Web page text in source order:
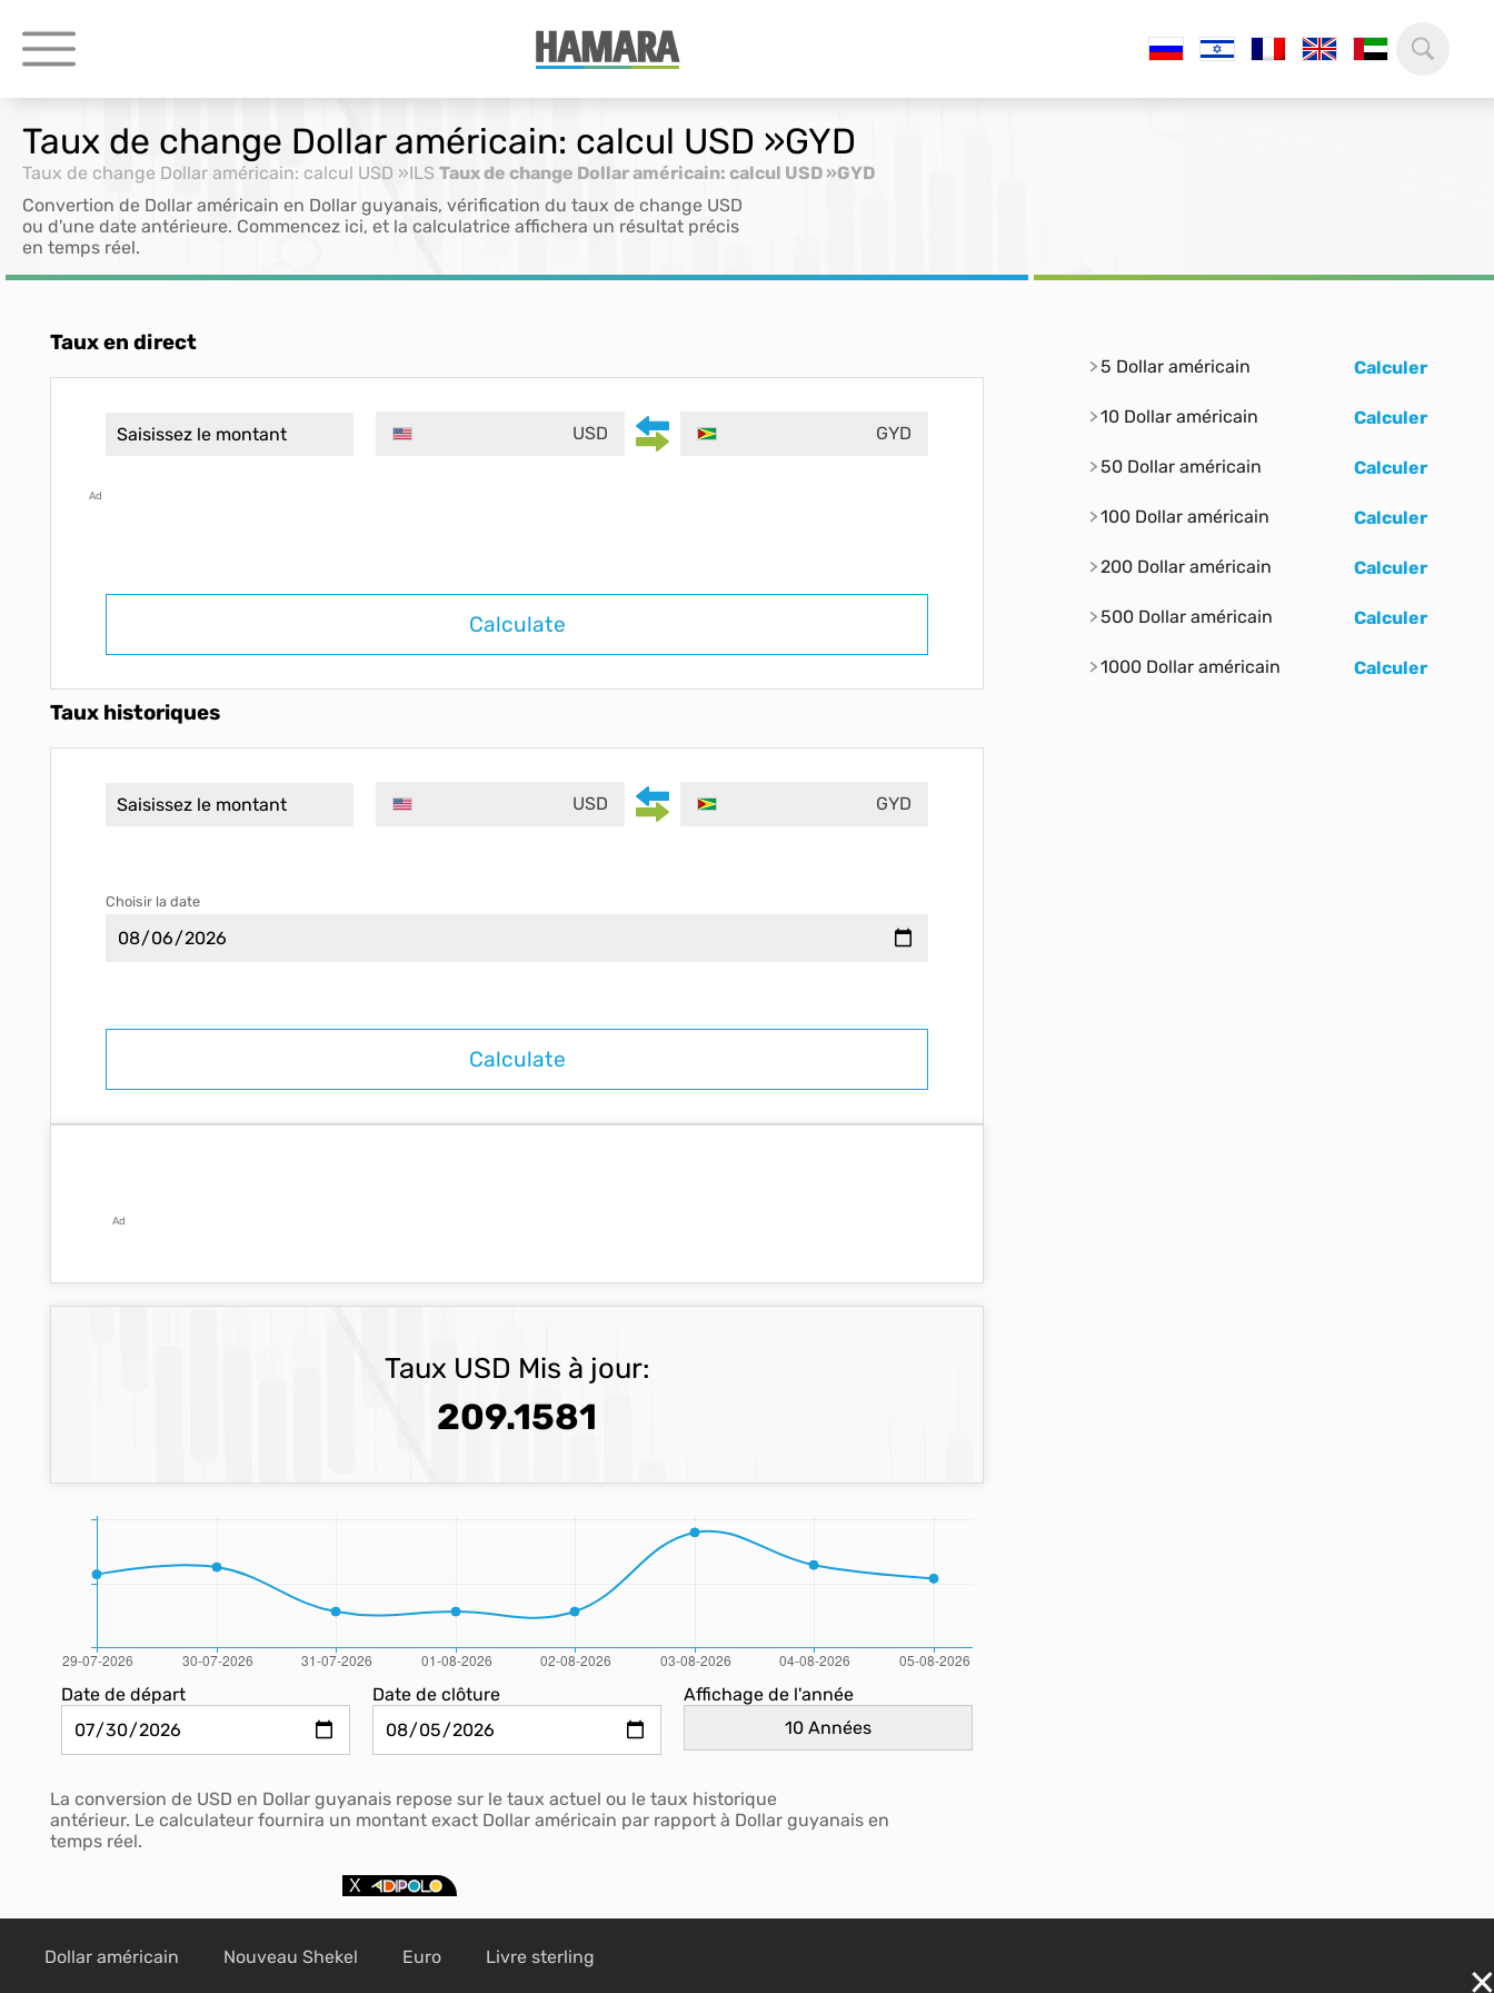
Taux de change Dollar américain: calcul USD »GYD
Taux de change Dollar américain: calcul USD »ILS Taux de change Dollar américain: calcul USD »GYD
Convertion de Dollar américain en Dollar guyanais, vérification du taux de change USD
ou d'une date antérieure. Commencez ici, et la calculatrice affichera un résultat précis
en temps réel.
Taux en direct
USD GYD
Ad
Calculate
Taux historiques
USD GYD
Choisir la date
Ad
Taux USD Mis à jour:
209.1581
Date de départ Date de clôture Affichage de l'année
La conversion de USD en Dollar guyanais repose sur le taux actuel ou le taux historique
antérieur. Le calculateur fournira un montant exact Dollar américain par rapport à Dollar guyanais en
temps réel.
5 Dollar américain Calculer
10 Dollar américain Calculer
50 Dollar américain Calculer
100 Dollar américain Calculer
200 Dollar américain Calculer
500 Dollar américain Calculer
1000 Dollar américain Calculer
Dollar américain Nouveau Shekel Euro Livre sterling